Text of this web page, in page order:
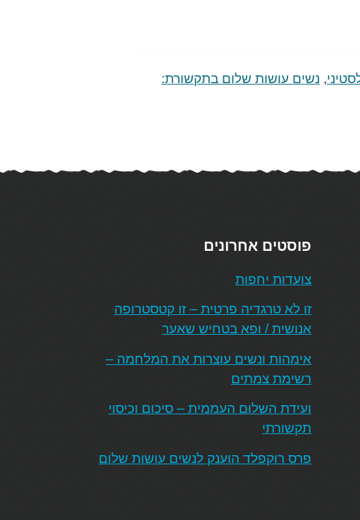
, נשים עושות שלום בתקשורת:
פוסטים אחרונים
צועדות יחפות
זו לא טרגדיה פרטית – זו קטסטרופה
אנושית / ופא בטחיש שאער
אימהות ונשים עוצרות את המלחמה –
רשימת צמתים
ועידת השלום העממית – סיכום וכיסוי
תקשורתי
פרס רוקפלד הוענק לנשים עושות שלום